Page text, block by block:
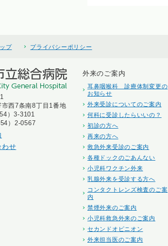
プ プライバシーポリシー
西7条南8丁目1番地
）3-3101
）2-0567
わせ
外来のご案内
耳鼻咽喉科 診療体制変更の
お知らせ
外来受診についてのご案内
何科に受診したらいいの？
初診の方へ
再来の方へ
救急外来受診のご案内
各種ドックのごあんない
小児科ワクチン外来
乳腺外来を受診する方へ
コンタクトレンズ検査のご案
内
禁煙外来のご案内
小児科救急外来のご案内
セカンドオピニオン
外来担当医のご案内